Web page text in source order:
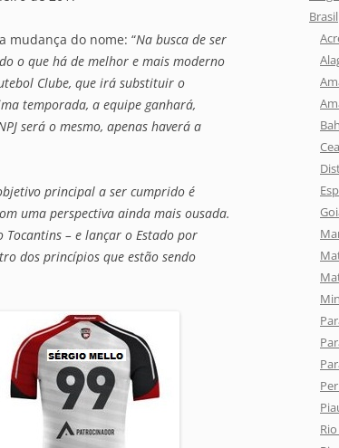
mudança do nome: “Na busca de ser
o que há de melhor e mais moderno
Clube, que irá substituir o
temporada, a equipe ganhará,
será o mesmo, apenas haverá a
principal a ser cumprido é
uma perspectiva ainda mais ousada.
– e lançar o Estado por
dos princípios que estão sendo
Brasil